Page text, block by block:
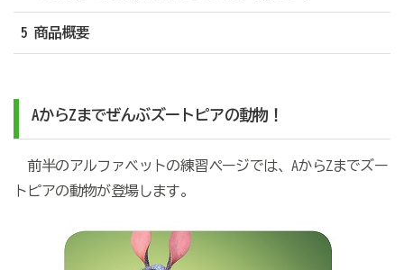
5 商品概要
AからZまでぜんぶズートピアの動物！
前半のアルファベットの練習ページでは、AからZまでズー
トピアの動物が登場します。